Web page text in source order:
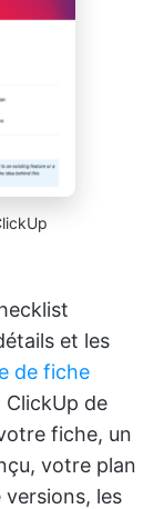
et les
de fiche
ClickUp de
fiche, un
votre plan
les